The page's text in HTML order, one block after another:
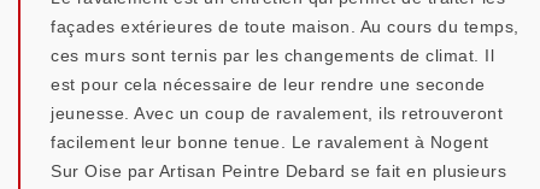
façades extérieures de toute maison. Au cours du temps,
ces murs sont ternis par les changements de climat. Il
est pour cela nécessaire de leur rendre une seconde
jeunesse. Avec un coup de ravalement, ils retrouveront
facilement leur bonne tenue. Le ravalement à Nogent
Sur Oise par Artisan Peintre Debard se fait en plusieurs